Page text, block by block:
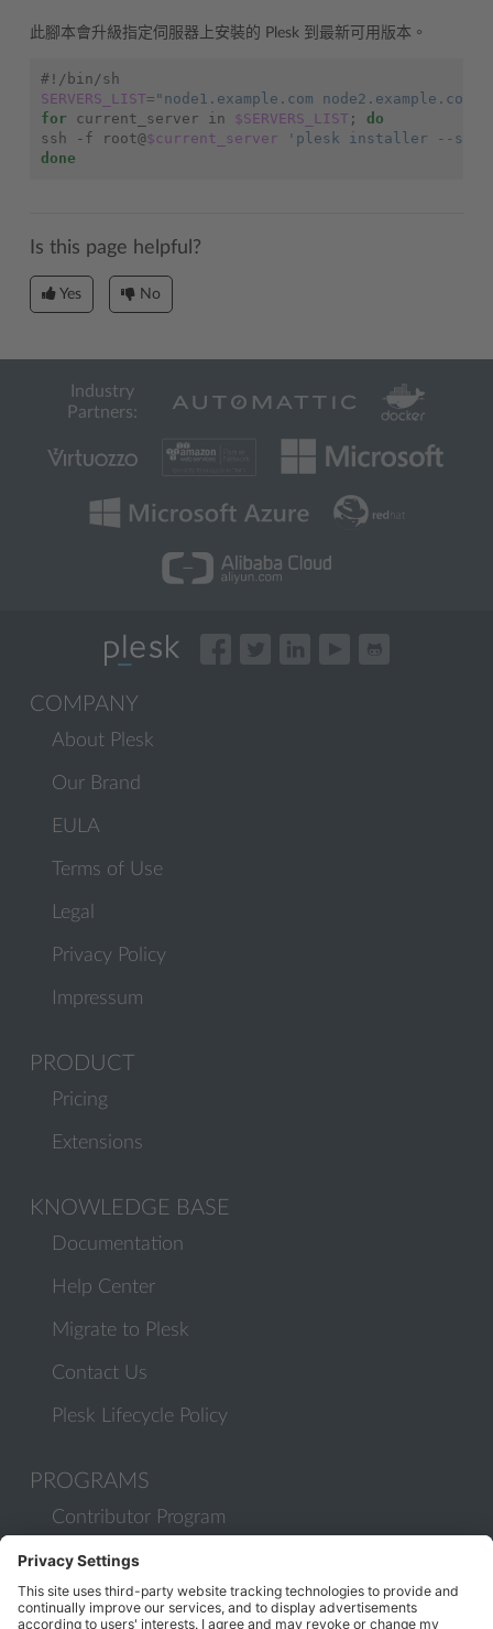
此腳本會升級指定伺服器上安裝的 Plesk 到最新可用版本。
#!/bin/sh
SERVERS_LIST= "node1.example.com node2.example.com"
for current_server in $SERVERS_LIST ;
do
ssh -f root@$current_server
'plesk installer --
done
Is this page helpful?
Yes No
Industry
Partners:
COMPANY
About Plesk
Our Brand
EULA
Terms of Use
Legal
Privacy Policy
Impressum
PRODUCT
Pricing
Extensions
KNOWLEDGE BASE
Documentation
Help Center
Migrate to Plesk
Contact Us
Plesk Lifecycle Policy
PROGRAMS
Contributor Program
Partner Program